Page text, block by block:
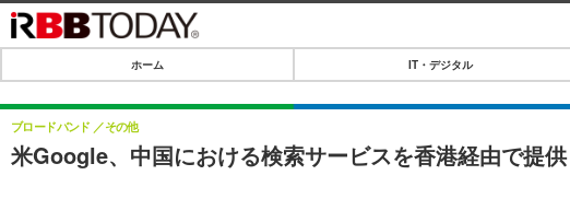
IT・デジタル
IT・デジタルTOP
SPEED TEST
ホーム IT・デジタル
米Google、中国における検索サービスを香港経由で提供
ブロードバンド その他